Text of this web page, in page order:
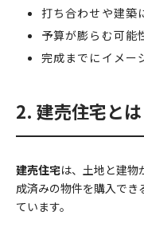
打ち合わせや建築
予算が膨らむ可能
完成までにイメー
2. 建売住宅とは
建売住宅は、土地と建物
成済みの物件を購入でき
ています。